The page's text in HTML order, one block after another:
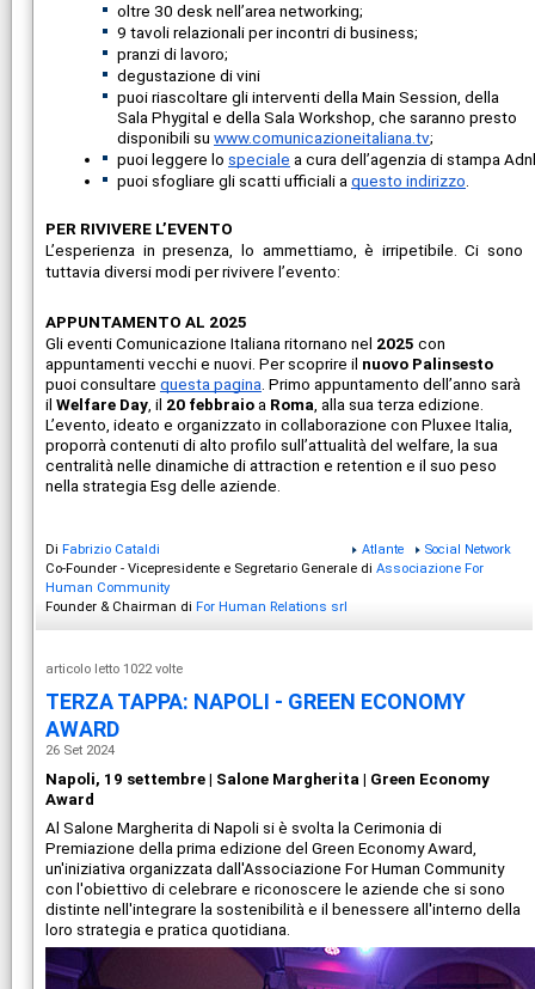
oltre 30 desk nell’area networking;
9 tavoli relazionali per incontri di business;
pranzi di lavoro;
degustazione di vini
puoi riascoltare gli interventi della Main Session, della
Sala Phygital e della Sala Workshop, che saranno presto
disponibili su www.comunicazioneitaliana.tv;
puoi leggere lo speciale a cura dell’agenzia di stampa
puoi sfogliare gli scatti ufficiali a questo indirizzo
PER RIVIVERE L’EVENTO
L’esperienza in presenza, lo ammettiamo, è irripetibile. Ci sono
tuttavia diversi modi per rivivere l’evento:
APPUNTAMENTO AL 2025
Gli eventi Comunicazione Italiana ritornano nel 2025 con
appuntamenti vecchi e nuovi. Per scoprire il nuovo Palinsesto
puoi consultare questa pagina . Primo appuntamento dell’anno sarà
il Welfare Day , il 20 febbraio a Roma , alla sua terza edizione.
L’evento, ideato e organizzato in collaborazione con Pluxee Italia,
proporrà contenuti di alto profilo sull’attualità del welfare, la sua
centralità nelle dinamiche di attraction e retention e il suo peso
nella strategia Esg delle aziende.
Atlante Social Network
Di Fabrizio Cataldi
Co-Founder - Vicepresidente e Segretario Generale di Associazione For
Human Community
Founder & Chairman di For Human Relations srl
articolo letto 1022 volte
TERZA TAPPA: NAPOLI - GREEN ECONOMY
AWARD
26 Set 2024
Napoli, 19 settembre | Salone Margherita | Green Economy
Award
Al Salone Margherita di Napoli si è svolta la Cerimonia di
Premiazione della prima edizione del Green Economy Award,
un'iniziativa organizzata dall'Associazione For Human Community
con l'obiettivo di celebrare e riconoscere le aziende che si sono
distinte nell'integrare la sostenibilità e il benessere all'interno della
loro strategia e pratica quotidiana.